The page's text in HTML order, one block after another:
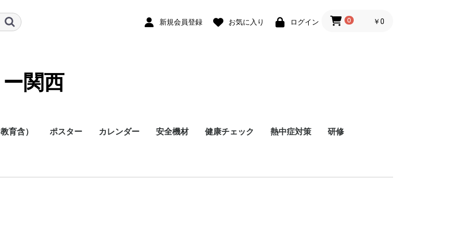
新規会員登録 お気に入り ログイン 0 ￥0
関西
育含） ポスター カレンダー 安全機材 健康チェック 熱中症対策 研修